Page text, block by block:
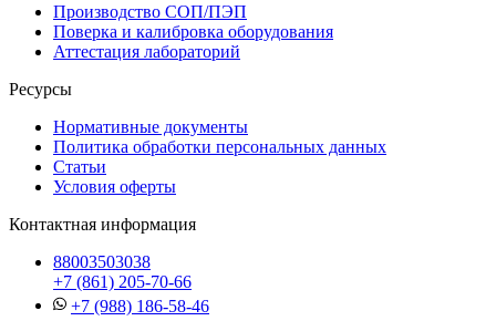
Производство СОП/ПЭП
Поверка и калибровка оборудования
Аттестация лабораторий
Ресурсы
Нормативные документы
Политика обработки персональных данных
Статьи
Условия оферты
Контактная информация
88003503038
+7 (861) 205-70-66
+7 (988) 186-58-46